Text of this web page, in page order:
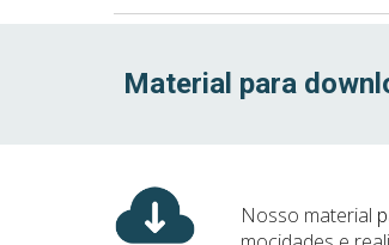
Material para
Nosso material